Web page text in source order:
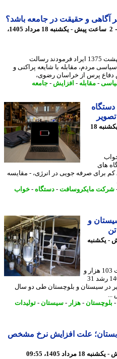
و حقیقت در جامعه باشد؟
2 ساعت پیش - یکشنبه 18 مرداد 1405،
امام شهید در سخنانی که سیزدهم اردیبهشت 1375 ایراد فرمودند رسالت
مقابله با شایعه پراکنی و
پرس از خراسان رضوی،
-مقابله-افزایش -جامعه
2 ساعت پیش - یکشنبه 18
های
صرفه جویی در انرژی، - مقایسه
مایکروسافت-دستگاه-خواب
و
تولید شیر در سیستان و بلوچستان با ثبت 103 هزار و
901 تن در سال 1404، نسبت به سال 1402 رشد 31
سیستان و بلوچستان طی دو سال
-هزار - سیستان-تولیدات
علت افزایش نرخ مشخص